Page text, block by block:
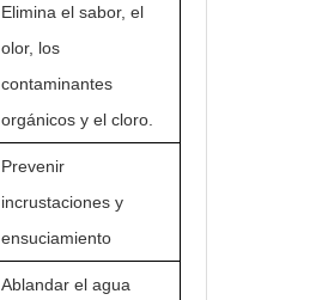
Elimina el sabor, el
olor, los
contaminantes
orgánicos y el cloro.
Prevenir
incrustaciones y
ensuciamiento
Ablandar el agua